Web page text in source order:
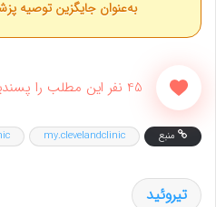
به‌عنوان جایگزین توصیه
45 نفر این مطلب را پسندیده‌اند
منبع my.clevelandclinic
تیروئید